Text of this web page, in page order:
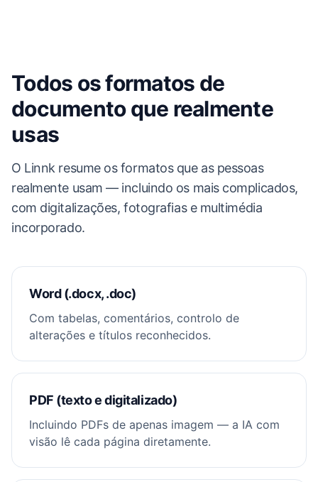
Todos os formatos de
documento que realmente
usas
O Linnk resume os formatos que as pessoas
realmente usam — incluindo os mais complicados,
com digitalizações, fotografias e multimédia
incorporado.
Word (.docx, .doc)
Com tabelas, comentários, controlo de
alterações e títulos reconhecidos.
PDF (texto e digitalizado)
Incluindo PDFs de apenas imagem — a IA com
visão lê cada página diretamente.